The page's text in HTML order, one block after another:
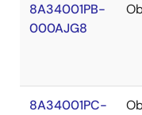
8A34001PB-
000AJG8
8A34001PC-